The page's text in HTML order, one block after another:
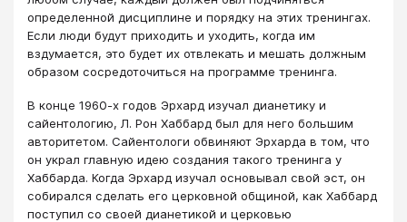
определенной дисциплине и порядку на этих тренингах.
Если люди будут приходить и уходить, когда им
вздумается, это будет их отвлекать и мешать должным
образом сосредоточиться на программе тренинга.
В конце 1960-х годов Эрхард изучал дианетику и
сайентологию, Л. Рон Хаббард был для него большим
авторитетом. Сайентологи обвиняют Эрхарда в том, что
он украл главную идею создания такого тренинга у
Хаббарда. Когда Эрхард изучал основывал свой эст, он
собирался сделать его церковной общиной, как Хаббард
поступил со своей дианетикой и церковью